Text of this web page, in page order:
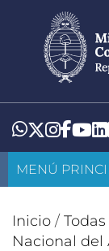
contenido
principal
Whatsapp
Twitter
MENÚ
Inicio /
Nacional